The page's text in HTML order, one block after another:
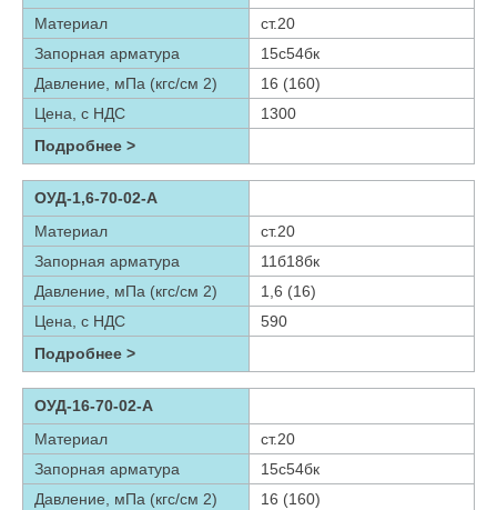
Материал
ст.20
Запорная арматура
15с54бк
Давление, мПа (кгс/см 2)
16 (160)
Цена, с НДС
1300
Подробнее >
ОУД-1,6-70-02-А
Материал
ст.20
Запорная арматура
11б18бк
Давление, мПа (кгс/см 2)
1,6 (16)
Цена, с НДС
590
Подробнее >
ОУД-16-70-02-А
Материал
ст.20
Запорная арматура
15с54бк
Давление, мПа (кгс/см 2)
16 (160)